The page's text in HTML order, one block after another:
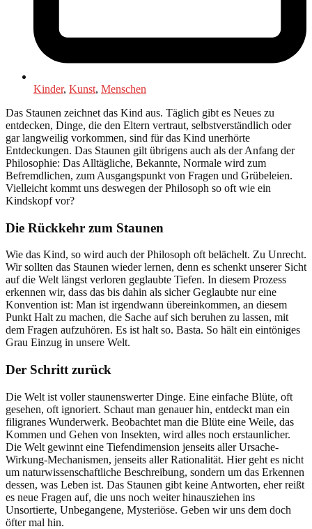
Kinder, Kunst, Menschen
Das Staunen zeichnet das Kind aus. Täglich gibt es Neues zu
entdecken, Dinge, die den Eltern vertraut, selbstverständlich oder
gar langweilig vorkommen, sind für das Kind unerhörte
Entdeckungen. Das Staunen gilt übrigens auch als der Anfang der
Philosophie: Das Alltägliche, Bekannte, Normale wird zum
Befremdlichen, zum Ausgangspunkt von Fragen und Grübeleien.
Vielleicht kommt uns deswegen der Philosoph so oft wie ein
Kindskopf vor?
Die Rückkehr zum Staunen
Wie das Kind, so wird auch der Philosoph oft belächelt. Zu Unrecht.
Wir sollten das Staunen wieder lernen, denn es schenkt unserer Sicht
auf die Welt längst verloren geglaubte Tiefen. In diesem Prozess
erkennen wir, dass das bis dahin als sicher Geglaubte nur eine
Konvention ist: Man ist irgendwann übereinkommen, an diesem
Punkt Halt zu machen, die Sache auf sich beruhen zu lassen, mit
dem Fragen aufzuhören. Es ist halt so. Basta. So hält ein eintöniges
Grau Einzug in unsere Welt.
Der Schritt zurück
Die Welt ist voller staunenswerter Dinge. Eine einfache Blüte, oft
gesehen, oft ignoriert. Schaut man genauer hin, entdeckt man ein
filigranes Wunderwerk. Beobachtet man die Blüte eine Weile, das
Kommen und Gehen von Insekten, wird alles noch erstaunlicher.
Die Welt gewinnt eine Tiefendimension jenseits aller Ursache-
Wirkung-Mechanismen, jenseits aller Rationalität. Hier geht es nicht
um naturwissenschaftliche Beschreibung, sondern um das Erkennen
dessen, was Leben ist. Das Staunen gibt keine Antworten, eher reißt
es neue Fragen auf, die uns noch weiter hinausziehen ins
Unsortierte, Unbegangene, Mysteriöse. Geben wir uns dem doch
öfter mal hin.